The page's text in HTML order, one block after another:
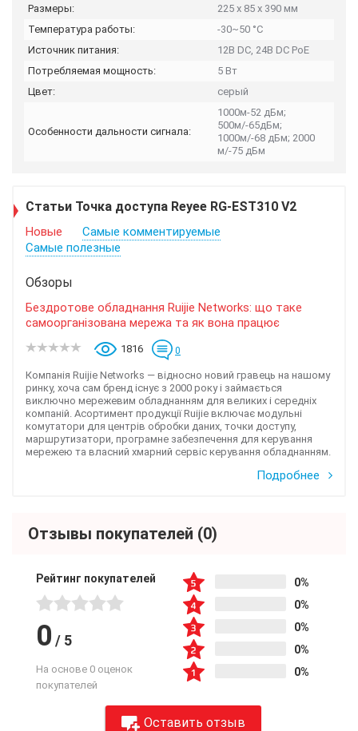
Размеры:
225 x 85 x 390 мм
Температура работы:
-30~50 °C
Источник питания:
12В DC, 24В DC PoE
Потребляемая мощность:
5 Вт
Цвет:
серый
Особенности дальности сигнала:
1000м-52 дБм;
500м/-65дБм;
1000м/-68 дБм; 2000
м/-75 дБм
Статьи Точка доступа Reyee RG-EST310 V2
Новые
Самые комментируемые
Самые полезные
Обзоры
Бездротове обладнання Ruijie Networks: що таке
самоорганізована мережа та як вона працює
1816 0
Компанія Ruijie Networks — відносно новий гравець на нашому
ринку, хоча сам бренд існує з 2000 року і займається
виключно мережевим обладнанням для великих і середніх
компаній. Асортимент продукції Ruijie включає модульні
комутатори для центрів обробки даних, точки доступу,
маршрутизатори, програмне забезпечення для керування
мережею та власний хмарний сервіс керування обладнанням.
Подробнее
Отзывы покупателей (0)
Рейтинг покупателей
0 / 5
На основе 0 оценок
покупателей
0%
0%
0%
0%
0%
Оставить отзыв